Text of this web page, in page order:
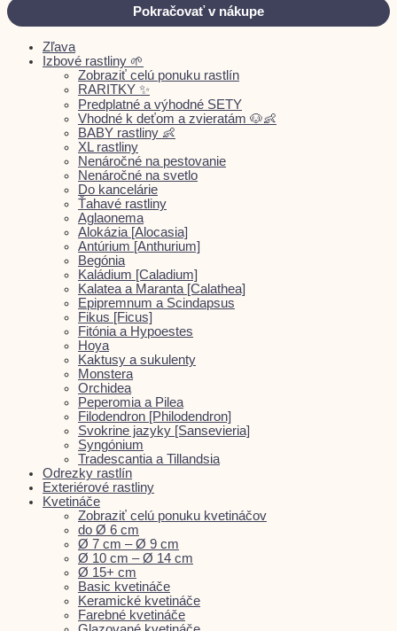
Pokračovať v nákupe
Zľava
Izbové rastliny 🌱
Zobraziť celú ponuku rastlín
RARITKY ✨
Predplatné a výhodné SETY
Vhodné k deťom a zvieratám 🐶👶
BABY rastliny 👶
XL rastliny
Nenáročné na pestovanie
Nenáročné na svetlo
Do kancelárie
Ťahavé rastliny
Aglaonema
Alokázia [Alocasia]
Antúrium [Anthurium]
Begónia
Kaládium [Caladium]
Kalatea a Maranta [Calathea]
Epipremnum a Scindapsus
Fikus [Ficus]
Fitónia a Hypoestes
Hoya
Kaktusy a sukulenty
Monstera
Orchidea
Peperomia a Pilea
Filodendron [Philodendron]
Svokrine jazyky [Sansevieria]
Syngónium
Tradescantia a Tillandsia
Odrezky rastlín
Exteriérové rastliny
Kvetináče
Zobraziť celú ponuku kvetináčov
do Ø 6 cm
Ø 7 cm – Ø 9 cm
Ø 10 cm – Ø 14 cm
Ø 15+ cm
Basic kvetináče
Keramické kvetináče
Farebné kvetináče